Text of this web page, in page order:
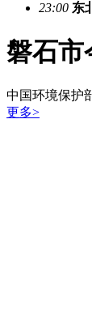
23:00 东
磐石市
中国环境保护
更多>